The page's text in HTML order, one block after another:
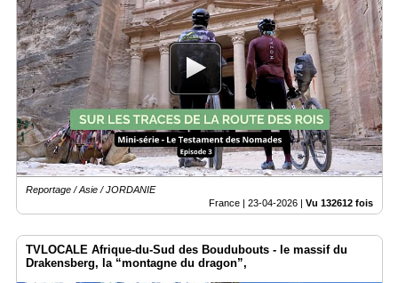
Reportage / Asie / JORDANIE
France | 23-04-2026 | Vu 132612 fois
TVLOCALE Afrique-du-Sud des Boudubouts - le massif du
Drakensberg, la “montagne du dragon”,